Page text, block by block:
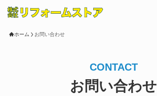
ホーム お問い合わせ
CONTACT
お問い合わせ